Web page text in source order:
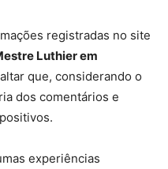
registradas no site
Luthier em
que, considerando o
dos comentários e
experiências